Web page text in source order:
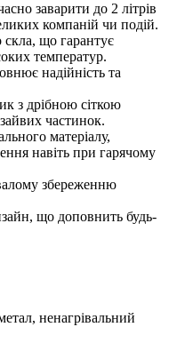
заварити до 2 літрів
компаній чи подій.
скла, що гарантує
температур.
надійність та
з дрібною сіткою
частинок.
матеріалу,
навіть при гарячому
збереженню
що доповнить будь-
ненагрівальний